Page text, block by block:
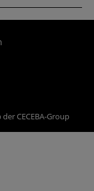
CECEBA-Group